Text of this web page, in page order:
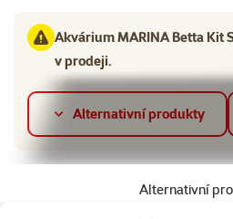
Akvárium MARINA Betta Kit
v prodeji.
Alternativní produkty
Alternativní